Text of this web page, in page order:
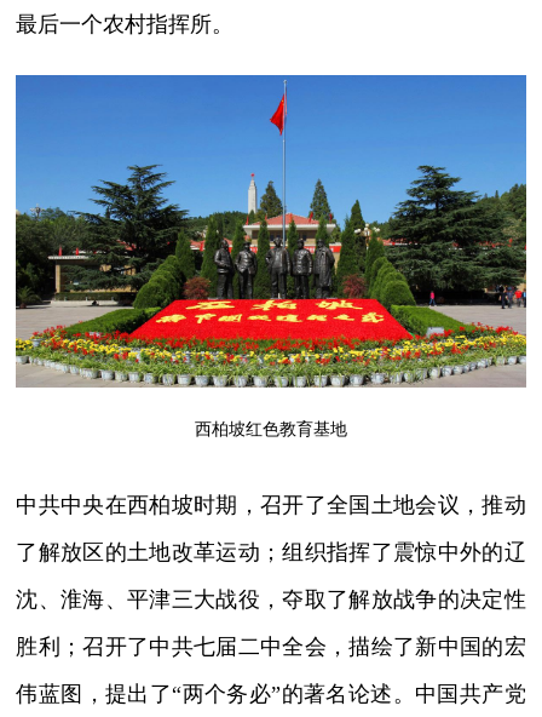
最后一个农村指挥所。
西柏坡红色教育基地
中共中央在西柏坡时期，召开了全国土地会议，推动
了解放区的土地改革运动；组织指挥了震惊中外的辽
沈、淮海、平津三大战役，夺取了解放战争的决定性
胜利；召开了中共七届二中全会，描绘了新中国的宏
伟蓝图，提出了“两个务必”的著名论述。中国共产党